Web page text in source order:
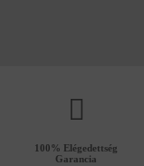
100% Elégedettség
Garancia